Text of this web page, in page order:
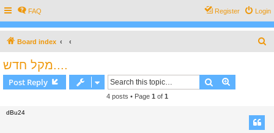
FAQ Login
Register
Board index
מקל חדש....
Post Reply Search
4 posts • Page 1 of 1
dBu24